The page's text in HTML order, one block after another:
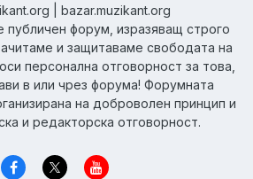
| bazar.muzikant.org
публичен форум, изразяващ строго
и защитаваме свободата на
персонална отговорност за това,
в или чрез форума! Форумната
на доброволен принцип и
и редакторска отговорност.